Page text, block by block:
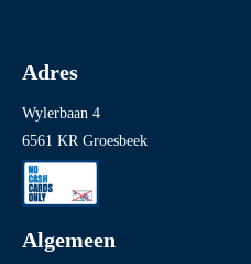
Adres
Wylerbaan 4
6561 KR Groesbeek
Algemeen